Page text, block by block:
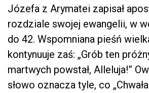
Józefa z Arymatei zapisał
rozdziale swojej ewangelii, w
do 42. Wspomniana pieśń
kontynuuje zaś: „Grób ten
martwych powstał, Alleluja!”
słowo oznacza tyle, co „Chwała